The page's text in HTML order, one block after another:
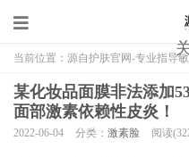
当前位置： 源自护肤官网-专业指导
某化妆品面膜非法添加
面部激素依赖性皮炎！
2022-06-04 分类： 激素脸 阅读